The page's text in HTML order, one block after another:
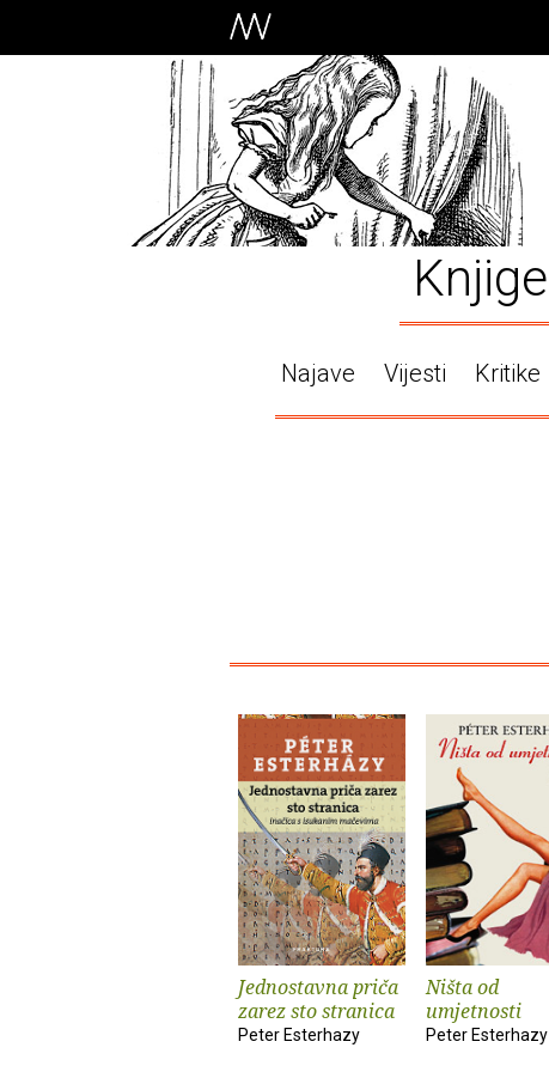
Knjige
Najave Vijesti Kritike
Jednostavna priča
zarez sto stranica
Peter Esterhazy
Ništa od
umjetnosti
Peter Esterhazy